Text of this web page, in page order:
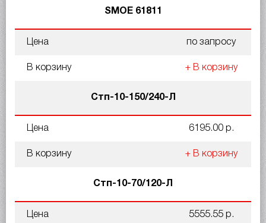
SMOE 61811
Цена по запросу
В корзину + В корзину
Стп-10-150/240-Л
Цена 6195.00 р.
В корзину + В корзину
Стп-10-70/120-Л
Цена 5555.55 р.